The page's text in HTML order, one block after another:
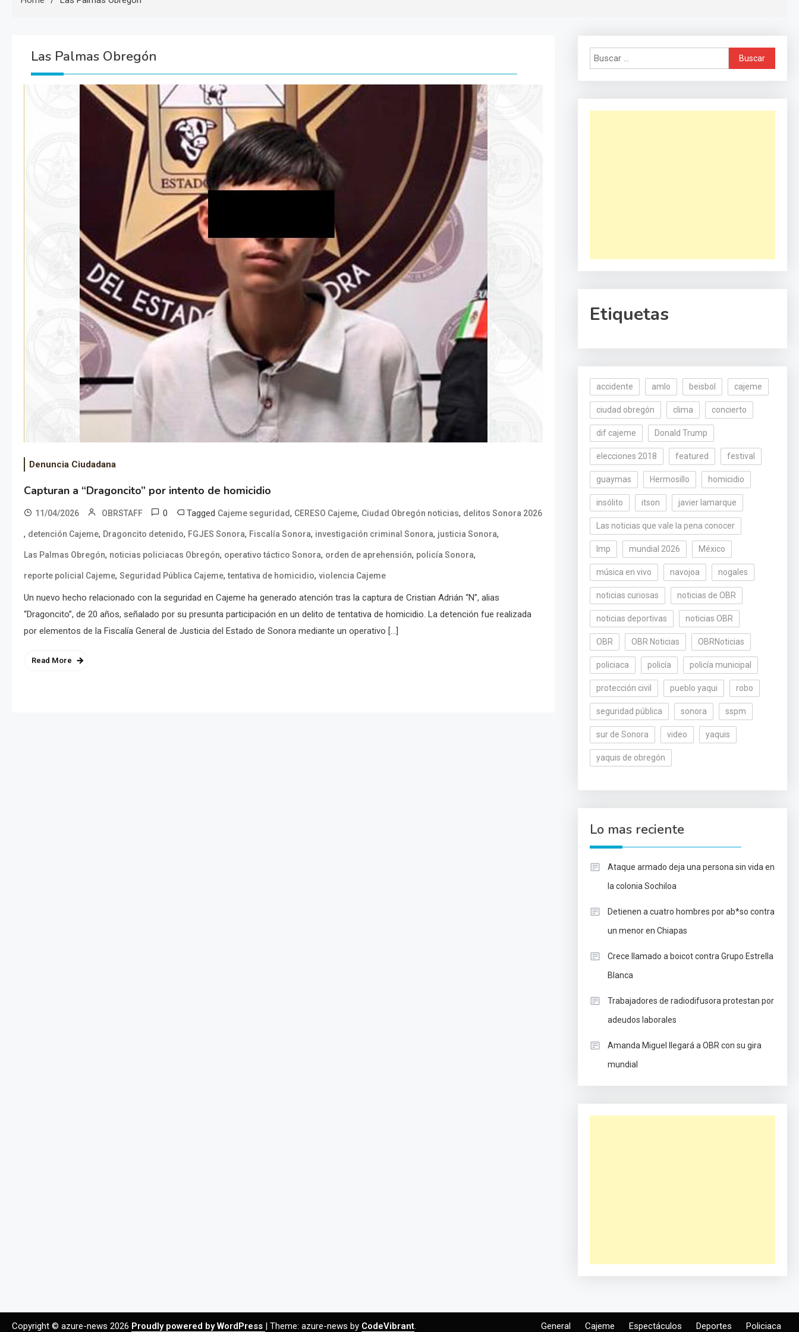
Las Palmas Obregón
Denuncia Ciudadana
Capturan a “Dragoncito” por intento de homicidio
11/04/2026 OBRSTAFF 0 Tagged Cajeme seguridad, CERESO Cajeme, Ciudad Obregón noticias, delitos Sonora 2026
, detención Cajeme, Dragoncito detenido, FGJES Sonora, Fiscalía Sonora, investigación criminal Sonora, justicia Sonora,
Las Palmas Obregón, noticias policiacas Obregón, operativo táctico Sonora, orden de aprehensión, policía Sonora,
reporte policial Cajeme, Seguridad Pública Cajeme,tentativa de homicidio, violencia Cajeme
Un nuevo hecho relacionado con la seguridad en Cajeme ha generado atención tras la captura de Cristian Adrián “N”, alias
“Dragoncito”, de 20 años, señalado por su presunta participación en un delito de tentativa de homicidio. La detención fue realizada
por elementos de la Fiscalía General de Justicia del Estado de Sonora mediante un operativo […]
Read More
Buscar:
Etiquetas
accidente amlo beisbol cajeme
ciudad obregón clima concierto
dif cajeme Donald Trump
elecciones 2018 featured festival
guaymas Hermosillo homicidio
insólito itson javier lamarque
Las noticias que vale la pena conocer
lmp mundial 2026 México
música en vivo navojoa nogales
noticias curiosas noticias de OBR
noticias deportivas noticias OBR
OBR OBR Noticias OBRNoticias
policiaca policía policía municipal
protección civil pueblo yaqui robo
seguridad pública sonora sspm
sur de Sonora video yaquis
yaquis de obregón
Lo mas reciente
Ataque armado deja una persona sin vida en
la colonia Sochiloa
Detienen a cuatro hombres por ab*so contra
un menor en Chiapas
Crece llamado a boicot contra Grupo Estrella
Blanca
Trabajadores de radiodifusora protestan por
adeudos laborales
Amanda Miguel llegará a OBR con su gira
mundial
Copyright © azure-news 2026 Proudly powered by WordPress | Theme: azure-news by CodeVibrant. General Cajeme Espectáculos Deportes Policiaca